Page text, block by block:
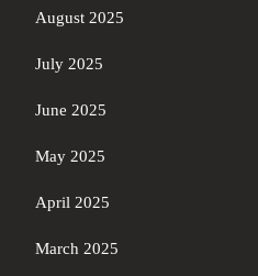
August 2025
July 2025
June 2025
May 2025
April 2025
March 2025